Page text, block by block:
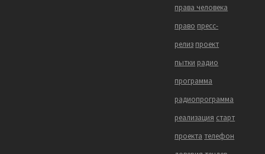
права человека
право пресс-
релиз проект
пытки радио
программа
радиопрограмма
реализация старт
проекта телефон